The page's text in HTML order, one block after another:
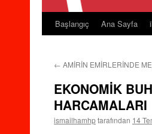
Başlangıç Ana Sayfa
← AMİRİN EMİRLERİNDE
EKONOMİK
HARCAMALARI
ismailhamhptarafından 14